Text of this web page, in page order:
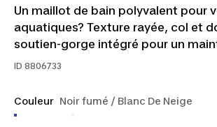
Un maillot de bain polyvalent pour
aquatiques? Texture rayée, col et
soutien-gorge intégré pour un
ID 8806733
Couleur Noir fumé / Blanc De Neige